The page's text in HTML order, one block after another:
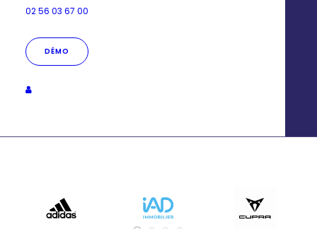
02 56 03 67 00
DÉMO
Votre réussite est notre priorité : bénéficiez d’un
accompagnement sur mesure et du savoir-faire de